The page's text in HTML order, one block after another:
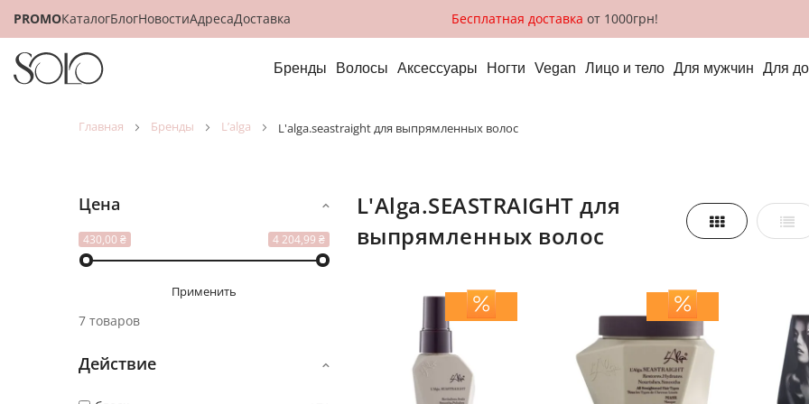
PROMOКаталогБлогНовостиАдресаДоставка Бесплатная доставка от 1000грн!
Бренды Волосы Аксессуары Ногти Vegan Лицо и тело Для мужчин Для
главная бренды l’alga l'alga.seastraight для выпрямленных волос
L'Alga.SEASTRAIGHT для
выпрямленных волос
Посмотреть,
Сетка
Цена
430,00 ₴ 4 204,99 ₴
Применить
7 товаров
Действие